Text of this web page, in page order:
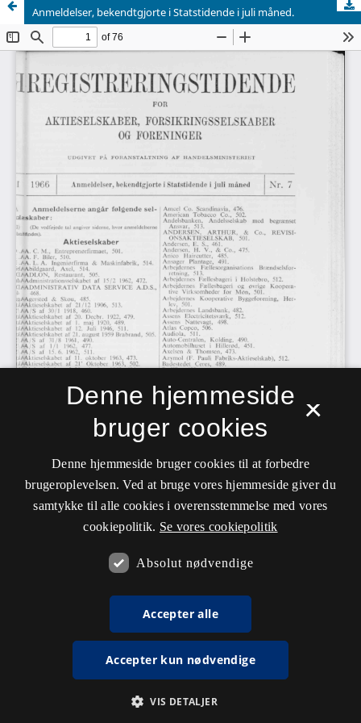
Anmeldelser, bekendtgjorte i Statstidende i juli måned.
×
Denne hjemmeside
bruger cookies
Denne hjemmeside bruger cookies til at forbedre
brugeroplevelsen. Ved at bruge vores hjemmeside giver du
samtykke til alle cookies i overensstemmelse med vores
cookiepolitik. Se vores cookiepolitik
Absolut nødvendige
Accepter alle
Accepter kun nødvendige
VIS DETALJER